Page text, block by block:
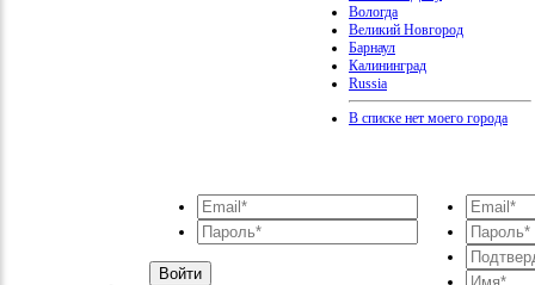
Вологда
Великий Новгород
Барнаул
Калининград
Russia
В списке нет моего города
Войти